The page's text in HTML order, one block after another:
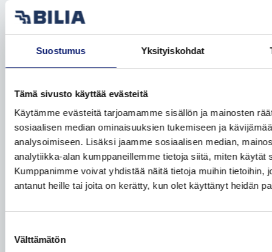
Suostumus Yksityiskohdat
Tämä sivusto käyttää evästeitä
Käytämme evästeitä tarjoamamme sisällön ja mainosten
sosiaalisen median ominaisuuksien tukemiseen ja
analysoimiseen. Lisäksi jaamme sosiaalisen median,
analytiikka-alan kumppaneillemme tietoja siitä, miten käytät
Kumppanimme voivat yhdistää näitä tietoja muihin tietoihin,
antanut heille tai joita on kerätty, kun olet käyttänyt heidän
valinta
Välttämätön
UUDET VOLVOT
Leasingpalvelut
Bilia Yksityisleasing
Koeajopalvelu
Volvo Huoltosopimus
Odotusauto
Auton toimitus
Volvon palautus
Volvo sähköistyy